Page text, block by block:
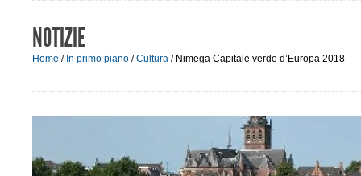
NOTIZIE
Home / In primo piano /Cultura / Nimega Capitale verde d’Europa 2018